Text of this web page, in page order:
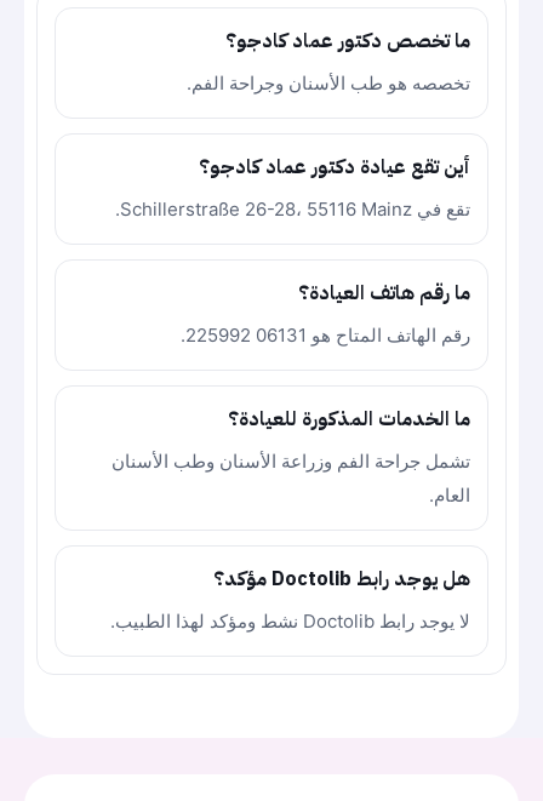
ما تخصص دكتور عماد كادجو؟
تخصصه هو طب الأسنان وجراحة الفم.
أين تقع عيادة دكتور عماد كادجو؟
تقع في Schillerstraße 26-28، 55116 Mainz.
ما رقم هاتف العيادة؟
رقم الهاتف المتاح هو 06131 225992.
ما الخدمات المذكورة للعيادة؟
تشمل جراحة الفم وزراعة الأسنان وطب الأسنان
العام.
هل يوجد رابط Doctolib مؤكد؟
لا يوجد رابط Doctolib نشط ومؤكد لهذا الطبيب.